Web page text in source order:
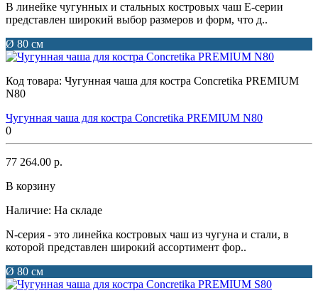
В линейке чугунных и стальных костровых чаш Е-серии
представлен широкий выбор размеров и форм, что д..
Ø 80 см
Код товара: Чугунная чаша для костра Concretika PREMIUM
N80
Чугунная чаша для костра Concretika PREMIUM N80
0
77 264.00 р.
В корзину
Наличие: На складе
N-серия - это линейка костровых чаш из чугуна и стали, в
которой представлен широкий ассортимент фор..
Ø 80 см